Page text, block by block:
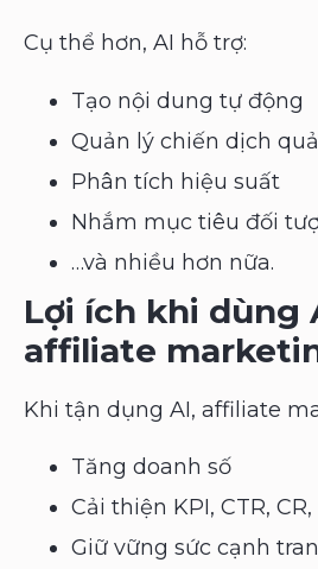
Cụ thể hơn, AI hỗ trợ:
Tạo nội dung tự động
Quản lý chiến dịch
Phân tích hiệu suất
Nhắm mục tiêu đối
…và nhiều hơn nữa.
Lợi ích khi dùng
affiliate
Khi tận dụng AI, affiliate
Tăng doanh số
Cải thiện KPI, CTR, CR,
Giữ vững sức cạnh